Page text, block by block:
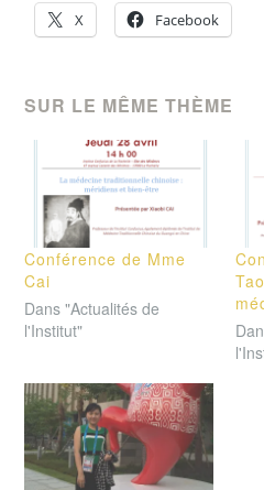
X Facebook
SUR LE MÊME THÈME
Conférence de Mme
Cai
Dans "Actualités de
l'Institut"